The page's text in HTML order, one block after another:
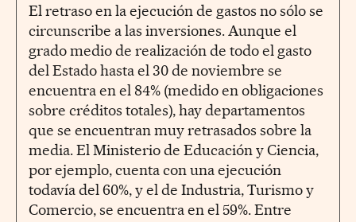
El retraso en la ejecución de gastos no sólo se
circunscribe a las inversiones. Aunque el
grado medio de realización de todo el gasto
del Estado hasta el 30 de noviembre se
encuentra en el 84% (medido en obligaciones
sobre créditos totales), hay departamentos
que se encuentran muy retrasados sobre la
media. El Ministerio de Educación y Ciencia,
por ejemplo, cuenta con una ejecución
todavía del 60%, y el de Industria, Turismo y
Comercio, se encuentra en el 59%. Entre